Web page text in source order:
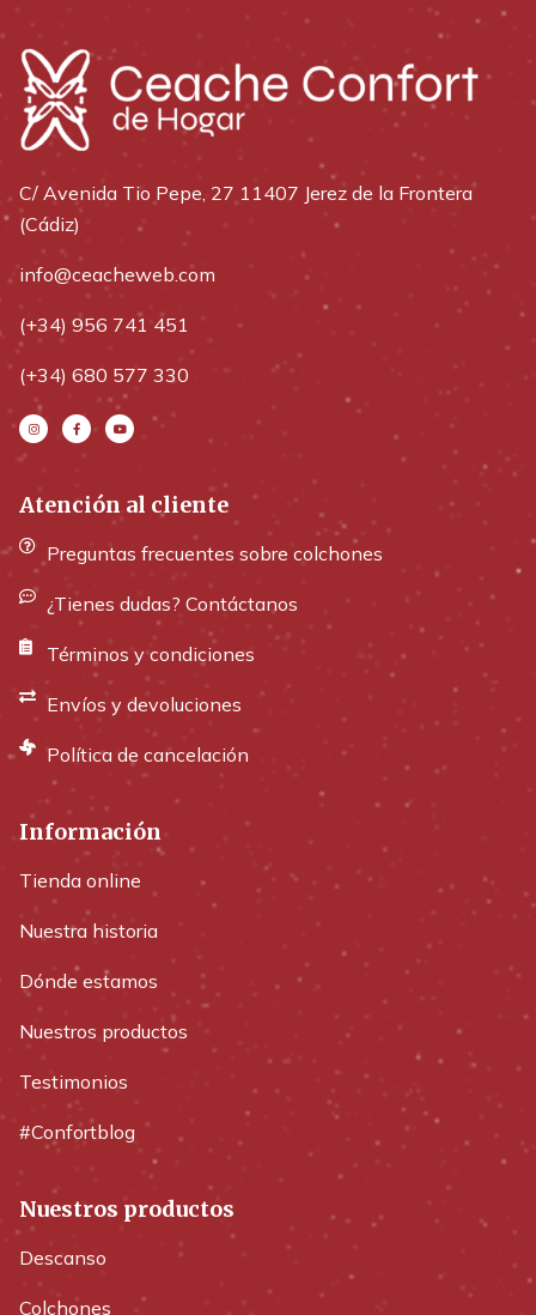
C/ Avenida Tio Pepe, 27 11407 Jerez de la Frontera
(Cádiz)
info@ceacheweb.com
(+34) 956 741 451
(+34) 680 577 330
Atención al cliente
Preguntas frecuentes sobre colchones
¿Tienes dudas? Contáctanos
Términos y condiciones
Envíos y devoluciones
Política de cancelación
Información
Tienda online
Nuestra historia
Dónde estamos
Nuestros productos
Testimonios
#Confortblog
Nuestros productos
Descanso
Colchones